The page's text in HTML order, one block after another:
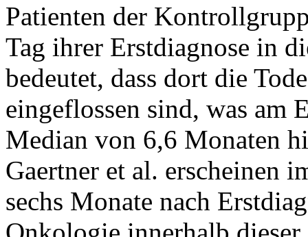
Patienten der
Tag ihrer Erstdiagnose in
bedeutet, dass dort die
eingeflossen sind, was am
Median von 6,6 Monaten
Gaertner et al. erscheinen
sechs Monate nach